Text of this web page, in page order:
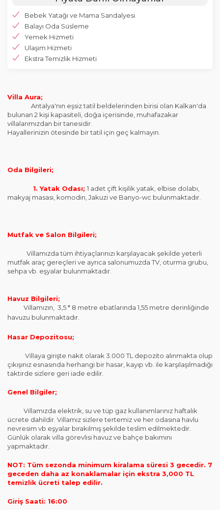
Bebek Yatağı ve Mama Sandalyesi
Balayı Oda Süsleme
Yemek Hizmeti
Ulaşım Hizmeti
Ekstra Temizlik Hizmeti
Villa Aura;
Antalya'nın eşsiz tatil beldelerinden birisi olan Kalkan'da
bulunan 2 kişi kapasiteli, doğa içerisinde, muhafazakar
villalarımızdan bir tanesidir.
Hayallerinizin ötesinde bir tatil için geç kalmayın.
Oda Bilgileri;
1. Yatak Odası; 1 adet çift kişilik yatak, elbise dolabı,
makyaj masası, komodin, Jakuzi ve Banyo-wc bulunmaktadır.
Mutfak ve Salon Bilgileri;
Villamızda tüm ihtiyaçlarınızı karşılayacak şekilde yeterli
mutfak araç gereçleri ve ayrıca salonumuzda TV, oturma grubu,
sehpa vb. eşyalar bulunmaktadır.
Havuz Bilgileri;
Villamızın, 3,5 * 8 metre ebatlarında 1,55 metre derinliğinde
havuzu bulunmaktadır.
Hasar Depozitosu;
Villaya girişte nakit olarak 3.000 TL depozito alınmakta olup
çıkışınız esnasında herhangi bir hasar, kayıp vb. ile karşılaşılmadığı
taktirde sizlere geri iade edilir.
Genel Bilgiler;
Villamızda elektrik, su ve tüp gaz kullanımlarınız haftalık
ücrete dahildir. Villamız sizlere tertemiz ve her odasına havlu
nevresim vb eşyalar bırakılmış şekilde teslim edilmektedir.
Günlük olarak villa görevlisi havuz ve bahçe bakımını
yapmaktadır.
NOT: Tüm sezonda minimum kiralama süresi 3 gecedir. 7
geceden daha az konaklamalar için ekstra 3,000 TL
temizlik ücreti talep edilir.
Giriş Saati: 16:00